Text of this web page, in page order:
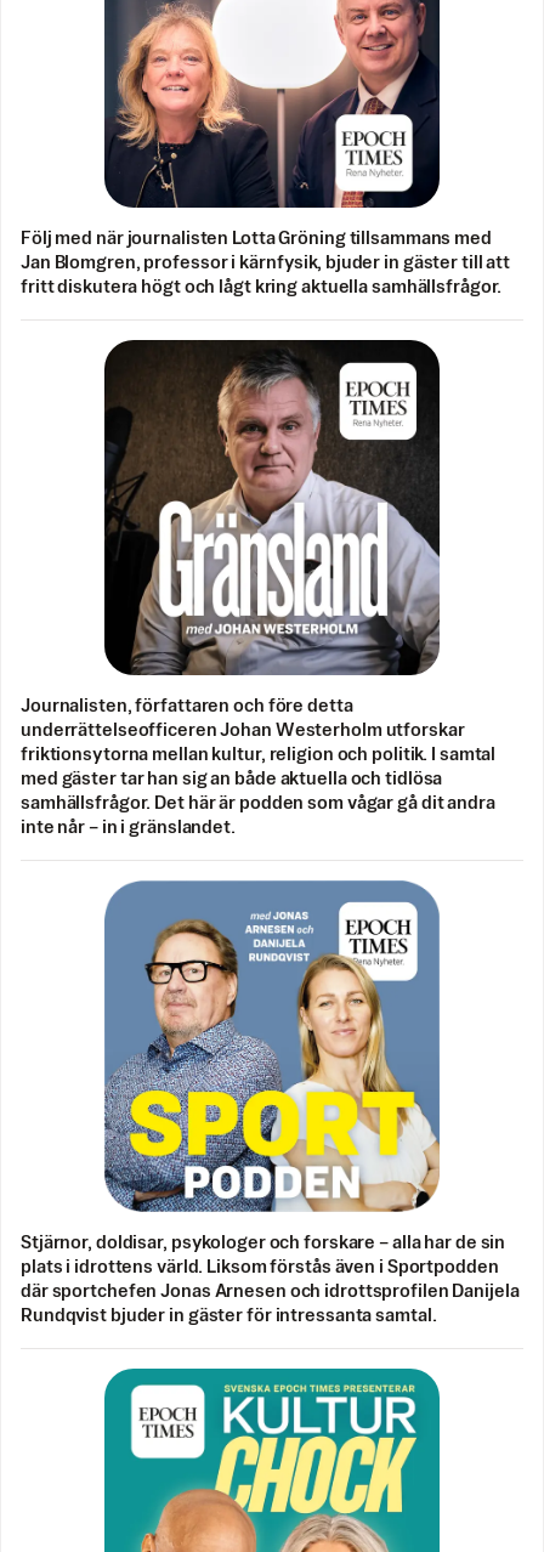
Följ med när journalisten Lotta Gröning tillsammans med
Jan Blomgren, professor i kärnfysik, bjuder in gäster till att
fritt diskutera högt och lågt kring aktuella samhällsfrågor.
Journalisten, författaren och före detta
underrättelseofficeren Johan Westerholm utforskar
friktionsytorna mellan kultur, religion och politik. I samtal
med gäster tar han sig an både aktuella och tidlösa
samhällsfrågor. Det här är podden som vågar gå dit andra
inte når – in i gränslandet.
Stjärnor, doldisar, psykologer och forskare – alla har de sin
plats i idrottens värld. Liksom förstås även i Sportpodden
där sportchefen Jonas Arnesen och idrottsprofilen Danijela
Rundqvist bjuder in gäster för intressanta samtal.